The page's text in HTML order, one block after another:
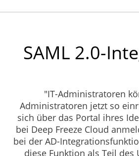
SAML 2.0-
"IT-Administratoren
Administratoren jetzt so
sich über das Portal ihres
bei Deep Freeze Cloud
bei der AD-
diese Funktion als Teil des